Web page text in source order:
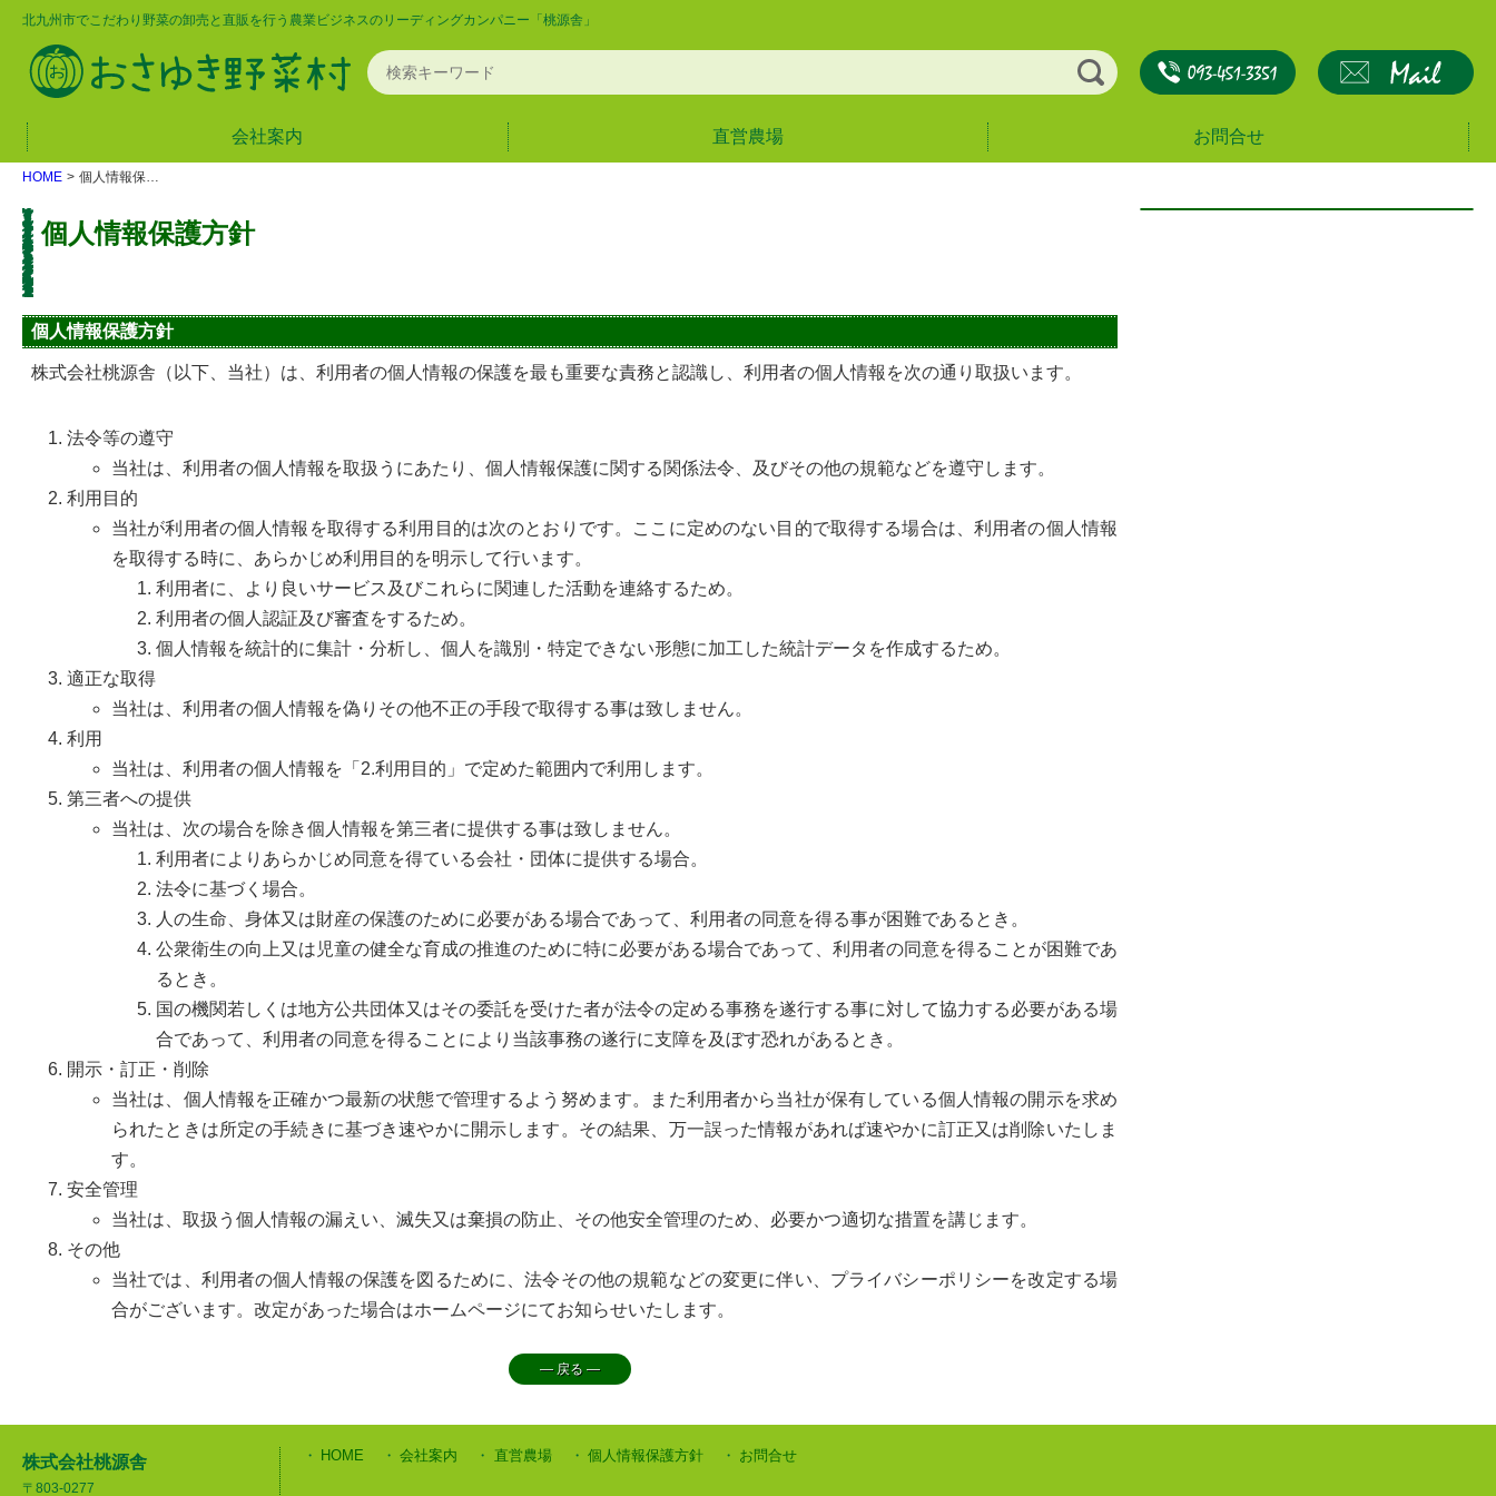
北九州市でこだわり野菜の卸売と直販を行う農業ビジネスのリーディングカンパニー「桃源舎」
会社案内 直営農場 お問合せ
HOME 個人情報保護方針
個人情報保護方針
個人情報保護方針
株式会社桃源舎（以下、当社）は、利用者の個人情報の保護を最も重要な責務と認識し、利用者の個人情報を次の通り取扱います。
法令等の遵守
当社は、利用者の個人情報を取扱うにあたり、個人情報保護に関する関係法令、及びその他の規範などを遵守します。
利用目的
当社が利用者の個人情報を取得する利用目的は次のとおりです。ここに定めのない目的で取得する場合は、利用者の個人情報
を取得する時に、あらかじめ利用目的を明示して行います。
利用者に、より良いサービス及びこれらに関連した活動を連絡するため。
利用者の個人認証及び審査をするため。
個人情報を統計的に集計・分析し、個人を識別・特定できない形態に加工した統計データを作成するため。
適正な取得
当社は、利用者の個人情報を偽りその他不正の手段で取得する事は致しません。
利用
当社は、利用者の個人情報を「2.利用目的」で定めた範囲内で利用します。
第三者への提供
当社は、次の場合を除き個人情報を第三者に提供する事は致しません。
利用者によりあらかじめ同意を得ている会社・団体に提供する場合。
法令に基づく場合。
人の生命、身体又は財産の保護のために必要がある場合であって、利用者の同意を得る事が困難であるとき。
公衆衛生の向上又は児童の健全な育成の推進のために特に必要がある場合であって、利用者の同意を得ることが困難であ
るとき。
国の機関若しくは地方公共団体又はその委託を受けた者が法令の定める事務を遂行する事に対して協力する必要がある場
合であって、利用者の同意を得ることにより当該事務の遂行に支障を及ぼす恐れがあるとき。
開示・訂正・削除
当社は、個人情報を正確かつ最新の状態で管理するよう努めます。また利用者から当社が保有している個人情報の開示を求め
られたときは所定の手続きに基づき速やかに開示します。その結果、万一誤った情報があれば速やかに訂正又は削除いたしま
す。
安全管理
当社は、取扱う個人情報の漏えい、滅失又は棄損の防止、その他安全管理のため、必要かつ適切な措置を講じます。
その他
当社では、利用者の個人情報の保護を図るために、法令その他の規範などの変更に伴い、プライバシーポリシーを改定する場
合がございます。改定があった場合はホームページにてお知らせいたします。
― 戻る ―
株式会社桃源舎
〒803-0277
HOME 会社案内 直営農場 個人情報保護方針 お問合せ